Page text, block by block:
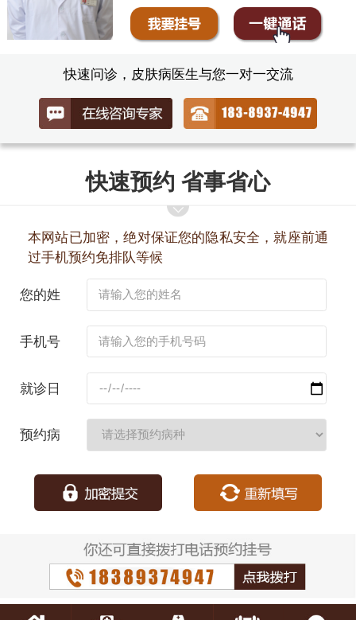
快速问诊，皮肤病医生与您一对一交流
快速预约 省事省心
本网站已加密，绝对保证您的隐私安全，就座前通
过手机预约免排队等候
您的姓
手机号
就诊日
预约病